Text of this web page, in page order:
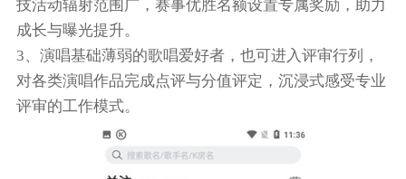
技活动辐射范围广，赛事优胜名额设置专属奖励，助力
成长与曝光提升。
3、演唱基础薄弱的歌唱爱好者，也可进入评审行列，
对各类演唱作品完成点评与分值评定，沉浸式感受专业
评审的工作模式。